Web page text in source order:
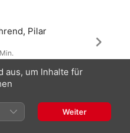
Pilar
aus, um Inhalte für
Weiter